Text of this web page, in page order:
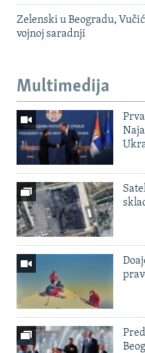
Zelenski u Beogradu,
vojnoj saradnji
Multimedija